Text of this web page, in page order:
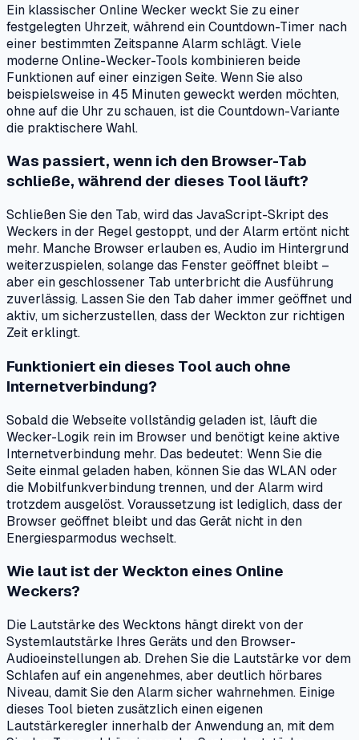
Ein klassischer Online Wecker weckt Sie zu einer
festgelegten Uhrzeit, während ein Countdown-Timer nach
einer bestimmten Zeitspanne Alarm schlägt. Viele
moderne Online-Wecker-Tools kombinieren beide
Funktionen auf einer einzigen Seite. Wenn Sie also
beispielsweise in 45 Minuten geweckt werden möchten,
ohne auf die Uhr zu schauen, ist die Countdown-Variante
die praktischere Wahl.
Was passiert, wenn ich den Browser-Tab
schließe, während der dieses Tool läuft?
Schließen Sie den Tab, wird das JavaScript-Skript des
Weckers in der Regel gestoppt, und der Alarm ertönt nicht
mehr. Manche Browser erlauben es, Audio im Hintergrund
weiterzuspielen, solange das Fenster geöffnet bleibt –
aber ein geschlossener Tab unterbricht die Ausführung
zuverlässig. Lassen Sie den Tab daher immer geöffnet und
aktiv, um sicherzustellen, dass der Weckton zur richtigen
Zeit erklingt.
Funktioniert ein dieses Tool auch ohne
Internetverbindung?
Sobald die Webseite vollständig geladen ist, läuft die
Wecker-Logik rein im Browser und benötigt keine aktive
Internetverbindung mehr. Das bedeutet: Wenn Sie die
Seite einmal geladen haben, können Sie das WLAN oder
die Mobilfunkverbindung trennen, und der Alarm wird
trotzdem ausgelöst. Voraussetzung ist lediglich, dass der
Browser geöffnet bleibt und das Gerät nicht in den
Energiesparmodus wechselt.
Wie laut ist der Weckton eines Online
Weckers?
Die Lautstärke des Wecktons hängt direkt von der
Systemlautstärke Ihres Geräts und den Browser-
Audioeinstellungen ab. Drehen Sie die Lautstärke vor dem
Schlafen auf ein angenehmes, aber deutlich hörbares
Niveau, damit Sie den Alarm sicher wahrnehmen. Einige
dieses Tool bieten zusätzlich einen eigenen
Lautstärkeregler innerhalb der Anwendung an, mit dem